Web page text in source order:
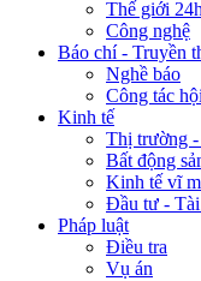
Thế giới
Công nghệ
Báo chí - Truyền
Nghề báo
Công tác
Kinh tế
Thị trường
Bất động
Kinh tế vĩ
Đầu tư -
Pháp luật
Điều tra
Vụ án